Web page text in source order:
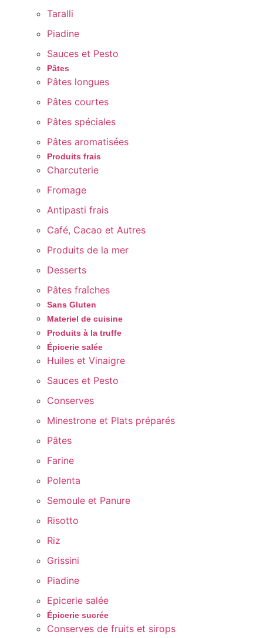
Taralli
Piadine
Sauces et Pesto
Pâtes
Pâtes longues
Pâtes courtes
Pâtes spéciales
Pâtes aromatisées
Produits frais
Charcuterie
Fromage
Antipasti frais
Café, Cacao et Autres
Produits de la mer
Desserts
Pâtes fraîches
Sans Gluten
Materiel de cuisine
Produits à la truffe
Épicerie salée
Huiles et Vinaigre
Sauces et Pesto
Conserves
Minestrone et Plats préparés
Pâtes
Farine
Polenta
Semoule et Panure
Risotto
Riz
Grissini
Piadine
Epicerie salée
Épicerie sucrée
Conserves de fruits et sirops